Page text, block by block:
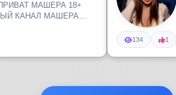
МАШЕРА 18+
КАНАЛ МАШЕРА
134 1